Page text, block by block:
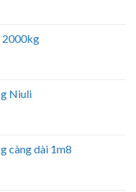
2000kg
Niuli
càng dài 1m8